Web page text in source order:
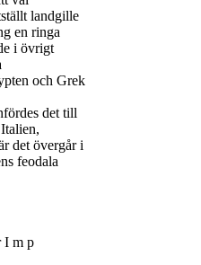
landgille
en ringa
i övrigt
och Grek
det till
det övergår i
feodala
I m p